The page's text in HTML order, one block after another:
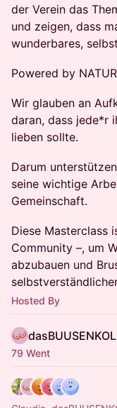
der Verein das
und zeigen, dass
wunderbares,
Powered by
Wir glauben an
daran, dass jede*r
lieben sollte.
Darum
seine wichtige
Gemeinschaft.
Diese Masterclass
Community –, um
abzubauen und
Hosted By
79 Went